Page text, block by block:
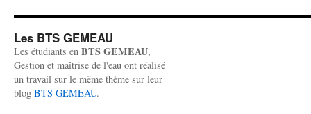
Les BTS GEMEAU
Les étudiants en BTS GEMEAU,
Gestion et maîtrise de l'eau ont réalisé
un travail sur le même thème sur leur
blog BTS GEMEAU.